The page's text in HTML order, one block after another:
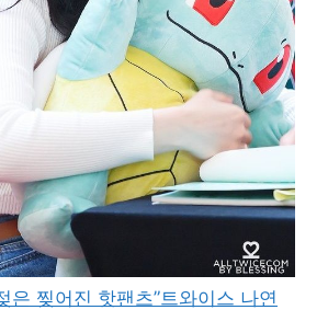
은 찢어진 핫팬츠”트와이스 나연